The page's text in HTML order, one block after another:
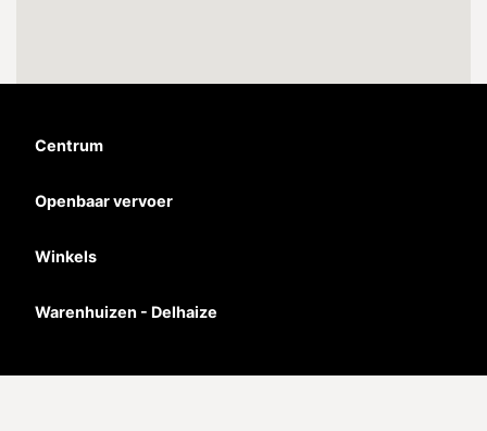
Centrum
Openbaar vervoer
Winkels
Warenhuizen - Delhaize